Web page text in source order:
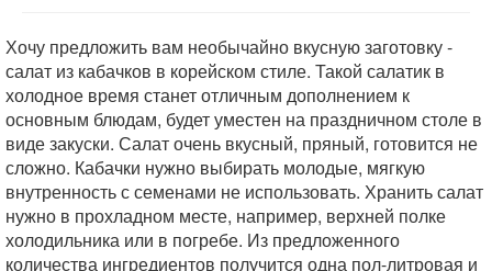
Хочу предложить вам необычайно вкусную заготовку -
салат из кабачков в корейском стиле. Такой салатик в
холодное время станет отличным дополнением к
основным блюдам, будет уместен на праздничном столе в
виде закуски. Салат очень вкусный, пряный, готовится не
сложно. Кабачки нужно выбирать молодые, мягкую
внутренность с семенами не использовать. Хранить салат
нужно в прохладном месте, например, верхней полке
холодильника или в погребе. Из предложенного
количества ингредиентов получится одна пол-литровая и